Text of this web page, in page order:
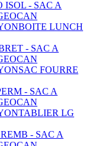
BOITE LUNCH
SAC FOURRE
TABLIER LG